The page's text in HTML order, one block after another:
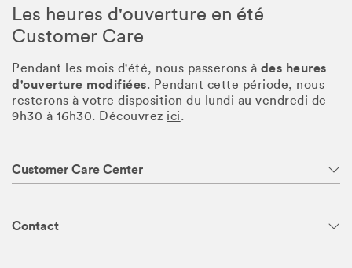
Les heures d'ouverture en été
Customer Care
Pendant les mois d'été, nous passerons à des heures
d'ouverture modifiées. Pendant cette période, nous
resterons à votre disposition du lundi au vendredi de
9h30 à 16h30. Découvrez ici.
Customer Care Center
Contact